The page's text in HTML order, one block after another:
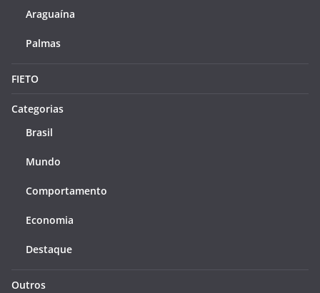
Araguaína
Palmas
FIETO
Categorias
Brasil
Mundo
Comportamento
Economia
Destaque
Outros